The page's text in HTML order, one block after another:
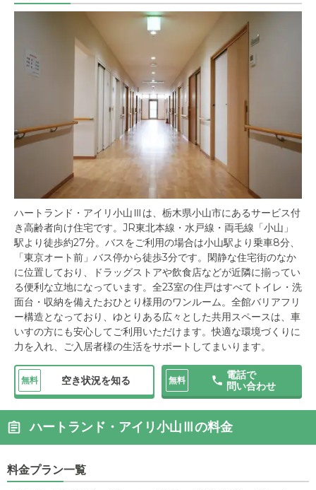
ハートランド・アイリ小山Ⅲは、栃木県小山市にあるサービス付
き高齢者向け住宅です。JR東北本線・水戸線・両毛線「小山」
駅より徒歩約27分。バスをご利用の場合は小山駅より乗車8分、
「東京オート前」バス停から徒歩3分です。閑静な住宅街のなか
に位置しており、ドラッグストアや飲食店などが近隣に揃ってい
る便利な立地になっています。全23室の住戸はすべてトイレ・洗
面台・収納を備えたおひとり様用のワンルーム。全館バリアフリ
ー構造となっており、ゆとりある広々とした共用スペースは、車
いすの方にも安心してご利用いただけます。快適な環境づくりに
力を入れ、ご入居者様の生活をサポートしてまいります。
無料 空き状況を知る 無料
電話で
問い合わせ
ハートランド・アイリ小山Ⅲの料金
料金プラン一覧